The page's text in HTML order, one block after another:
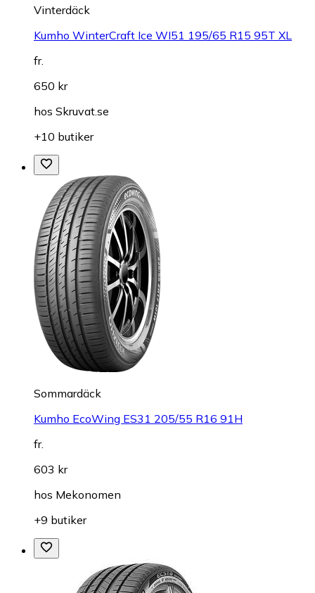
Vinterdäck
Kumho WinterCraft Ice WI51 195/65 R15 95T XL
fr.
650 kr
hos Skruvat.se
+10 butiker
Sommardäck
Kumho EcoWing ES31 205/55 R16 91H
fr.
603 kr
hos Mekonomen
+9 butiker